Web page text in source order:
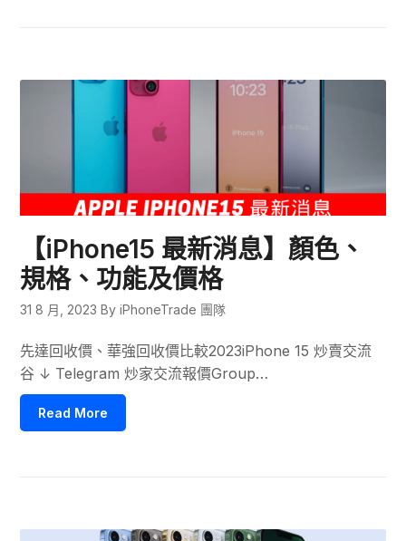
【iPhone15 最新消息】顏色、
規格、功能及價格
31 8 月, 2023 By iPhoneTrade 團隊
先達回收價、華強回收價比較2023iPhone 15 炒賣交流
谷 ↓ Telegram 炒家交流報價Group…
Read More